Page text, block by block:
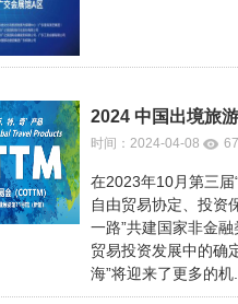
2024 中国出境旅
时间：2024-04-08
在2023年10月第三
自由贸易协定、投资
一路”共建国家非金
贸易投资发展中的确
海”将迎来了更多的机...